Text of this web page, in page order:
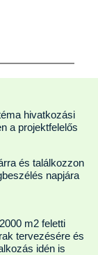
hivatkozási
a projektfelelős
és találkozzon
napjára
m2 feletti
tervezésére és
idén is